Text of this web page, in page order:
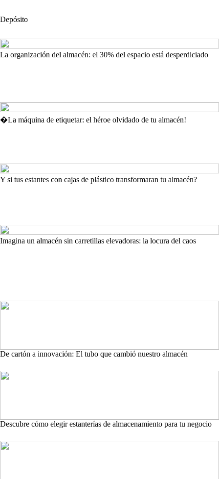
Depósito
La organización del almacén: el 30% del espacio está desperdiciado
�La máquina de etiquetar: el héroe olvidado de tu almacén!
Y si tus estantes con cajas de plástico transformaran tu almacén?
Imagina un almacén sin carretillas elevadoras: la locura del caos
De cartón a innovación: El tubo que cambió nuestro almacén
Descubre cómo elegir estanterías de almacenamiento para tu negocio